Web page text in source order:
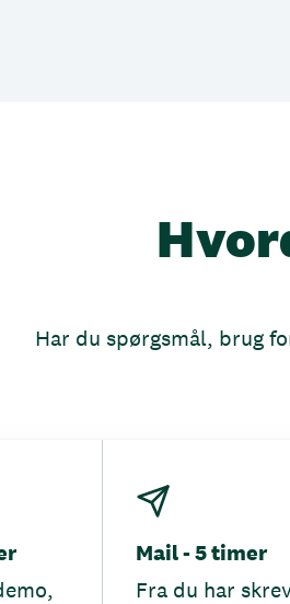
Har du spørgsmål, brug
Mail - 5 timer
Fra du har